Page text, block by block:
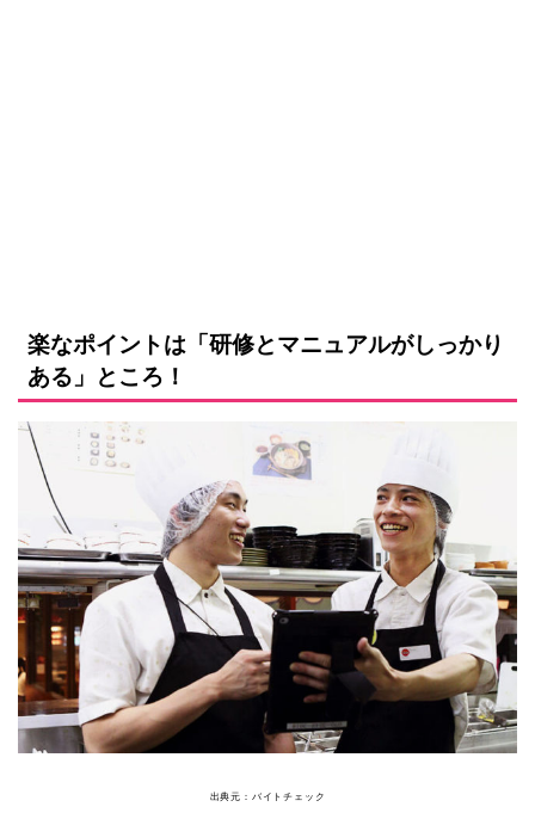
楽なポイントは「研修とマニュアルがしっかり
ある」ところ！
出典元：バイトチェック